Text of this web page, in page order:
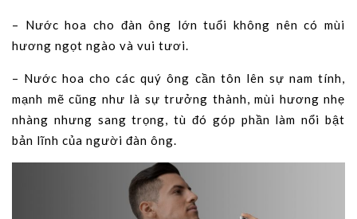
– Nước hoa cho đàn ông lớn tuổi không nên có mùi
hương ngọt ngào và vui tươi.
– Nước hoa cho các quý ông cần tôn lên sự nam tính,
mạnh mẽ cũng như là sự trưởng thành, mùi hương nhẹ
nhàng nhưng sang trọng, tù đó góp phần làm nổi bật
bản lĩnh của người đàn ông.